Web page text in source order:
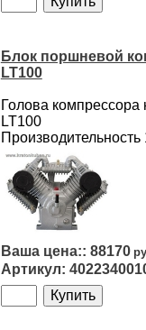
Блок поршневой
LT100
Голова
LT100
88170